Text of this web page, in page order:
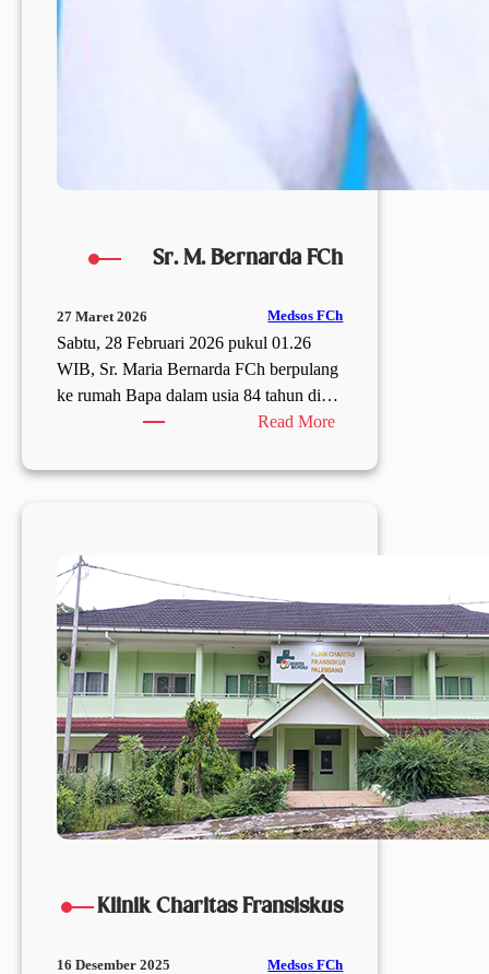
Sr. M. Bernarda FCh
27 Maret 2026 Medsos FCh
Sabtu, 28 Februari 2026 pukul 01.26
WIB, Sr. Maria Bernarda FCh berpulang
ke rumah Bapa dalam usia 84 tahun di…
Read More:
M.
Klinik Charitas Fransiskus
16 Desember 2025 Medsos FCh